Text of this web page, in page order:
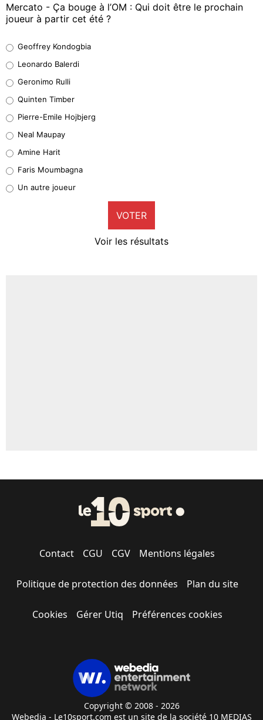
Mercato - Ça bouge à l’OM : Qui doit être le prochain
joueur à partir cet été ?
38%
32%
5%
1%
9%
Geoffrey Kondogbia
Leonardo Balerdi
Geronimo Rulli
Quinten Timber
Pierre-Emile Hojbjerg
Neal Maupay
Amine Harit
Faris Moumbagna
Un autre joueur
VOTER
Voir les résultats
Contact CGU CGV Mentions légales
Politique de protection des données Plan du site
Cookies Gérer Utiq Préférences cookies
Copyright © 2008 - 2026
Webedia - Le10sport.com est un site de la société 10 MEDIAS